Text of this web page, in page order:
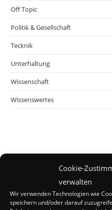
Cookie-
verwalten
Wir verwenden Technologien wie
speichern und/oder darauf
Off Topic
Politik & Gesellschaft
Tecknik
Unterhaltung
Wissenschaft
Wissenswertes